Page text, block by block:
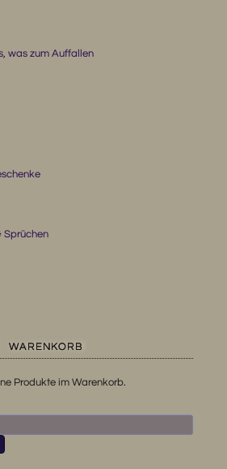
was zum Auffallen
Sprüchen
WARENKORB
Produkte im Warenkorb.